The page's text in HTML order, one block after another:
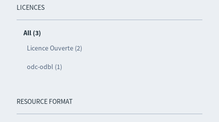
LICENCES
All (3)
Licence Ouverte (2)
odc-odbl (1)
RESOURCE FORMAT